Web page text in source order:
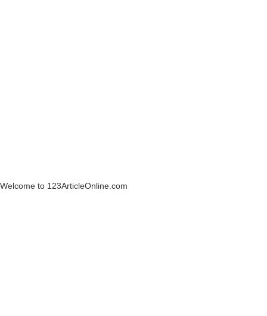
Welcome to 123ArticleOnline.com